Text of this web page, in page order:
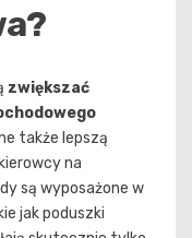
zwiększać
także lepszą
na
są wyposażone w
jak poduszki